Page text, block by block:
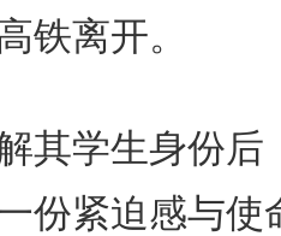
铁离开。
学生身份后
份紧迫感与使